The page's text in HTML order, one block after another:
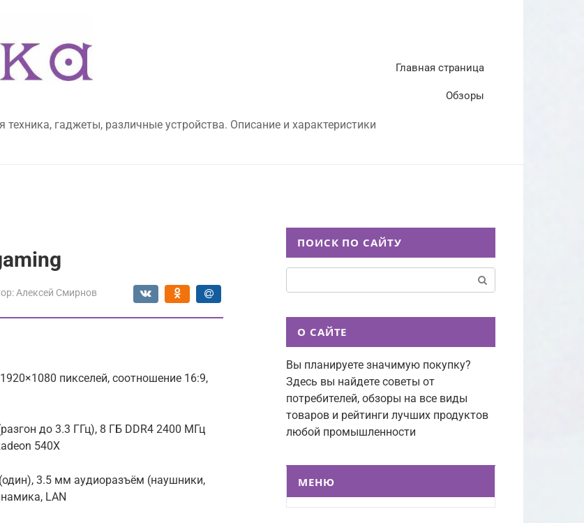
гаджеты, различные устройства. Описание и характеристики
Главная страница
Обзоры
Алексей Смирнов
пикселей, соотношение 16:9,
до 3.3 ГГц), 8 ГБ DDR4 2400 МГц
540X
3.5 мм аудиоразъём (наушники,
LAN
ПОИСК ПО САЙТУ
О САЙТЕ
Вы планируете значимую покупку?
Здесь вы найдете советы от
потребителей, обзоры на все виды
товаров и рейтинги лучших продуктов
любой промышленности
МЕНЮ